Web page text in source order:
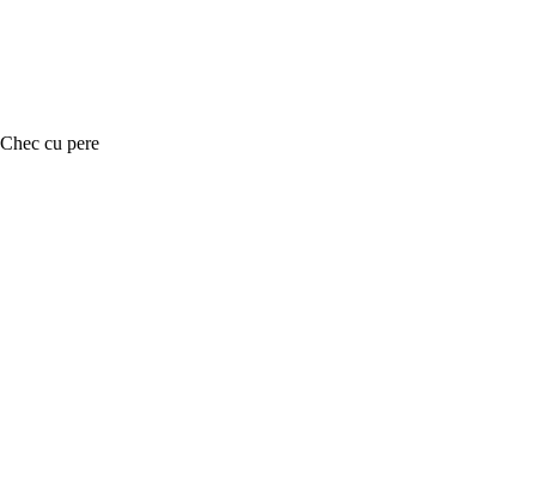
Chec cu pere